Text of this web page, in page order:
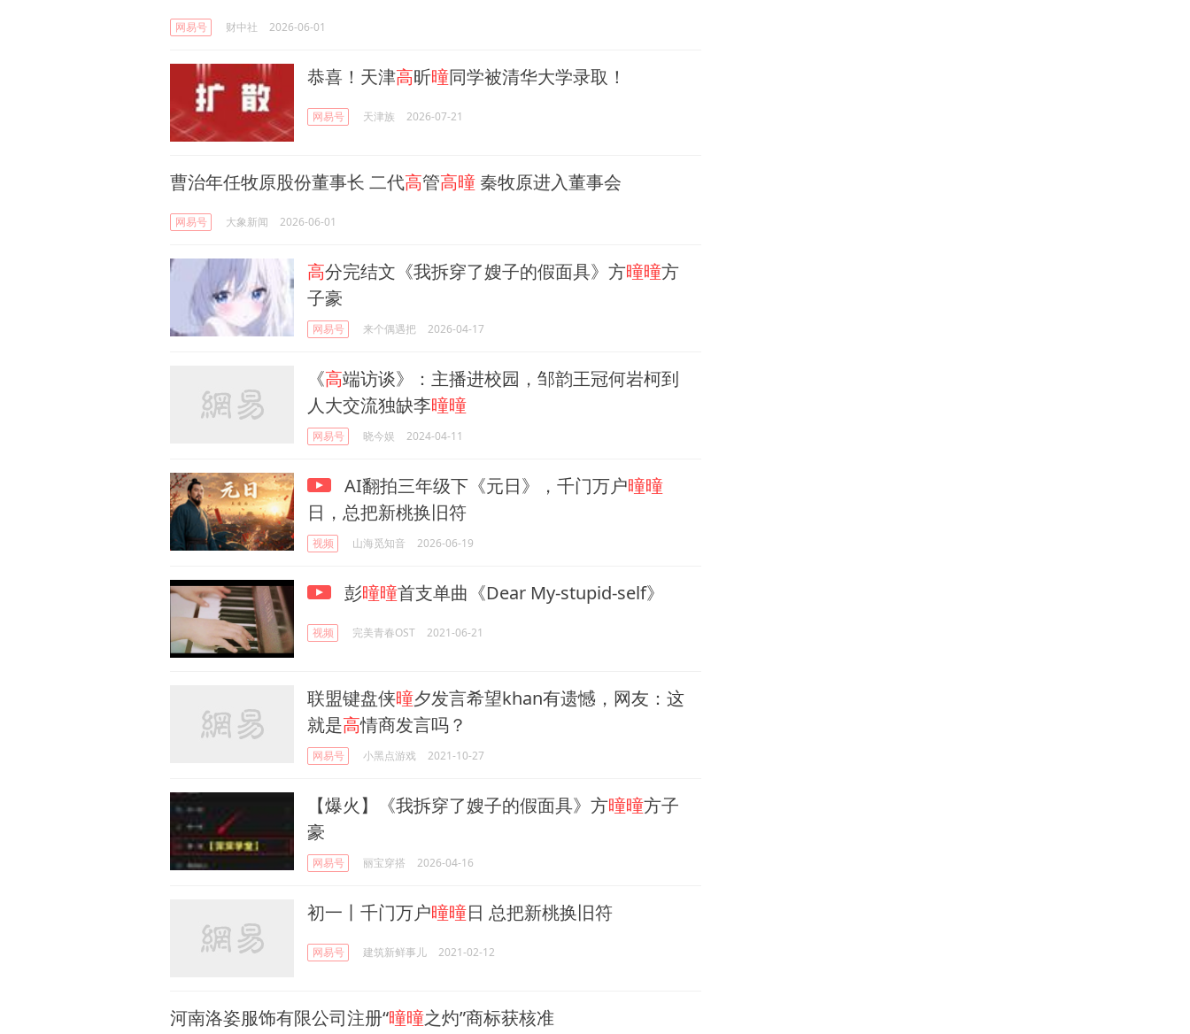
网易号 财中社 2026-06-01
恭喜！天津高昕曈同学被清华大学录取！
网易号 天津族 2026-07-21
曹治年任牧原股份董事长 二代高管高曈 秦牧原进入董事会
网易号 大象新闻 2026-06-01
高分完结文《我拆穿了嫂子的假面具》方曈曈方
子豪
网易号 来个偶遇把 2026-04-17
《高端访谈》：主播进校园，邹韵王冠何岩柯到
人大交流独缺李曈曈
网易号 晓今娱 2024-04-11
AI翻拍三年级下《元日》，千门万户曈曈
日，总把新桃换旧符
视频 山海觅知音 2026-06-19
彭曈曈首支单曲《Dear My-stupid-self》
视频 完美青春OST 2021-06-21
联盟键盘侠曈夕发言希望khan有遗憾，网友：这
就是高情商发言吗？
网易号 小黑点游戏 2021-10-27
【爆火】《我拆穿了嫂子的假面具》方曈曈方子
豪
网易号 丽宝穿搭 2026-04-16
初一丨千门万户曈曈日 总把新桃换旧符
网易号 建筑新鲜事儿 2021-02-12
河南洛姿服饰有限公司注册“曈曈之灼”商标获核准